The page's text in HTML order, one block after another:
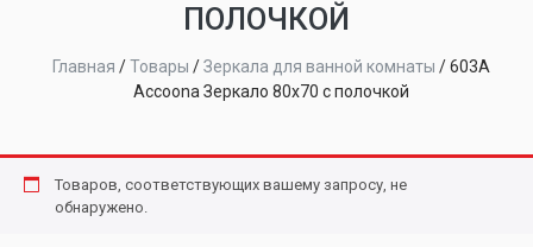
ПОЛОЧКОЙ
Главная /Товары /Зеркала для ванной комнаты /603A
Accoona Зеркало 80х70 с полочкой
Товаров, соответствующих вашему запросу, не
обнаружено.